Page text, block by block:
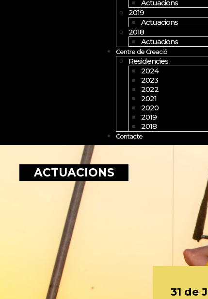
Actuacions
2019
Actuacions
2018
Actuacions
Centre de Creació
Residencies
2024
2023
2022
2021
2020
2019
2018
Contacte
ACTUACIONS
31 de